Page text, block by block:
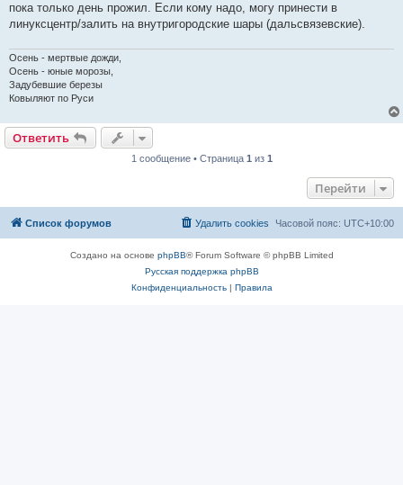
и
е
пока только день прожил. Если кому надо, могу принести в
линуксцентр/залить на внутригородские шары (дальсвязевские).
Осень - мертвые дожди,
Осень - юные морозы,
Задубевшие березы
Ковыляют по Руси
Ответить
1 сообщение • Страница 1 из 1
Перейти
Список форумов Часовой пояс: UTC+10:00
Удалить cookies
Создано на основе phpBB® Forum Software © phpBB Limited
Русская поддержка phpBB
Конфиденциальность| Правила